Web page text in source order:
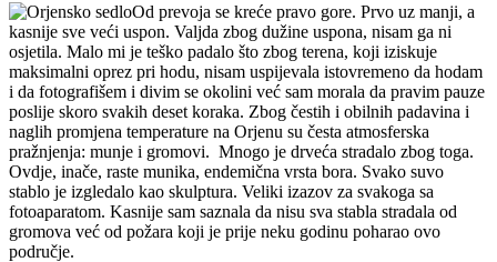
Od prevoja se kreće pravo gore. Prvo uz manji, a
kasnije sve veći uspon. Valjda zbog dužine uspona, nisam ga ni
osjetila. Malo mi je teško padalo što zbog terena, koji iziskuje
maksimalni oprez pri hodu, nisam uspijevala istovremeno da hodam
i da fotografišem i divim se okolini već sam morala da pravim pauze
poslije skoro svakih deset koraka. Zbog čestih i obilnih padavina i
naglih promjena temperature na Orjenu su česta atmosferska
pražnjenja: munje i gromovi. Mnogo je drveća stradalo zbog toga.
Ovdje, inače, raste munika, endemična vrsta bora. Svako suvo
stablo je izgledalo kao skulptura. Veliki izazov za svakoga sa
fotoaparatom. Kasnije sam saznala da nisu sva stabla stradala od
gromova već od požara koji je prije neku godinu poharao ovo
područje.